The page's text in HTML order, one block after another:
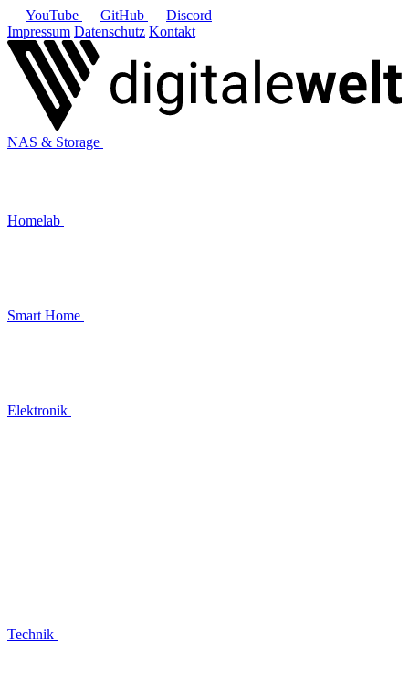
YouTube GitHub
Discord
Impressum Datenschutz Kontakt
NAS & Storage
Homelab
Smart Home
Elektronik
Technik